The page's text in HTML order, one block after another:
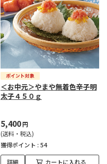
＜お中元＞やまや無着色辛子明
太子４５０ｇ
5,400円
(送料・税込)
獲得ポイント : 54
詳細 カートに入れる